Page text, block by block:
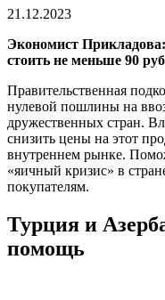
21.12.2023
Экономист
стоить не меньше 90
Правительственная
нулевой пошлины на
дружественных стран.
снизить цены на этот
внутреннем рынке.
«яичный кризис» в
покупателям.
Турция и
помощь